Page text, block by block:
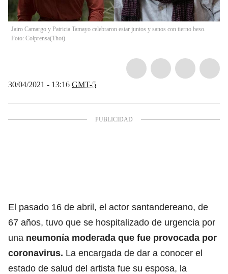
Jairo Camargo y Patricia Tamayo celebraron estar juntos y sanos con tierno beso.
Foto: Colprensa(Thot)
30/04/2021 - 13:16 GMT-5
El pasado 16 de abril, el actor santandereano, de
67 años, tuvo que se hospitalizado de urgencia por
una neumonía moderada que fue provocada por
coronavirus. La encargada de dar a conocer el
estado de salud del artista fue su esposa, la